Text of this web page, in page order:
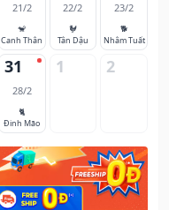
21/2
🐒
Canh Thân
22/2
🐓
Tân Dậu
23/2
🐕
Nhâm Tuất
31
28/2
🐈
Đinh Mão
1 2